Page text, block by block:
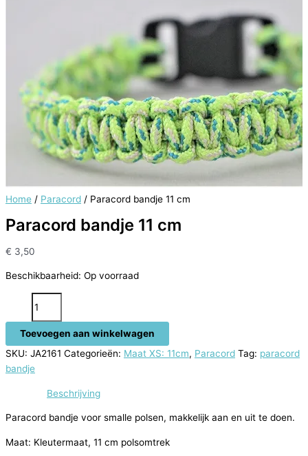
Home / Paracord / Paracord bandje 11 cm
Paracord bandje 11 cm
€ 3,50
Beschikbaarheid: Op voorraad
cm
aantal
Toevoegen aan winkelwagen
SKU: JA2161 Categorieën: Maat XS: 11cm, Paracord Tag: paracord
bandje
Beschrijving
Paracord bandje voor smalle polsen, makkelijk aan en uit te doen.
Maat: Kleutermaat, 11 cm polsomtrek